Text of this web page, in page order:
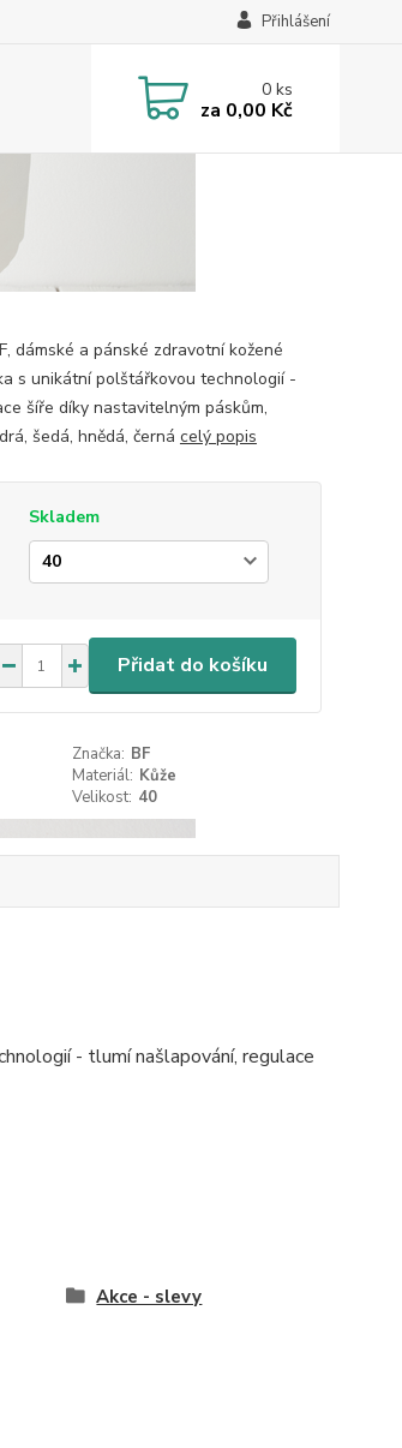
Přihlášení
0ks
za 0,00 Kč
dámské a pánské zdravotní kožené
s unikátní polštářkovou technologií -
šíře díky nastavitelným páskům,
šedá, hnědá, černá celý popis
Skladem
Přidat do košíku
Značka: BF
Materiál: Kůže
Velikost: 40
- tlumí našlapování, regulace
Akce - slevy